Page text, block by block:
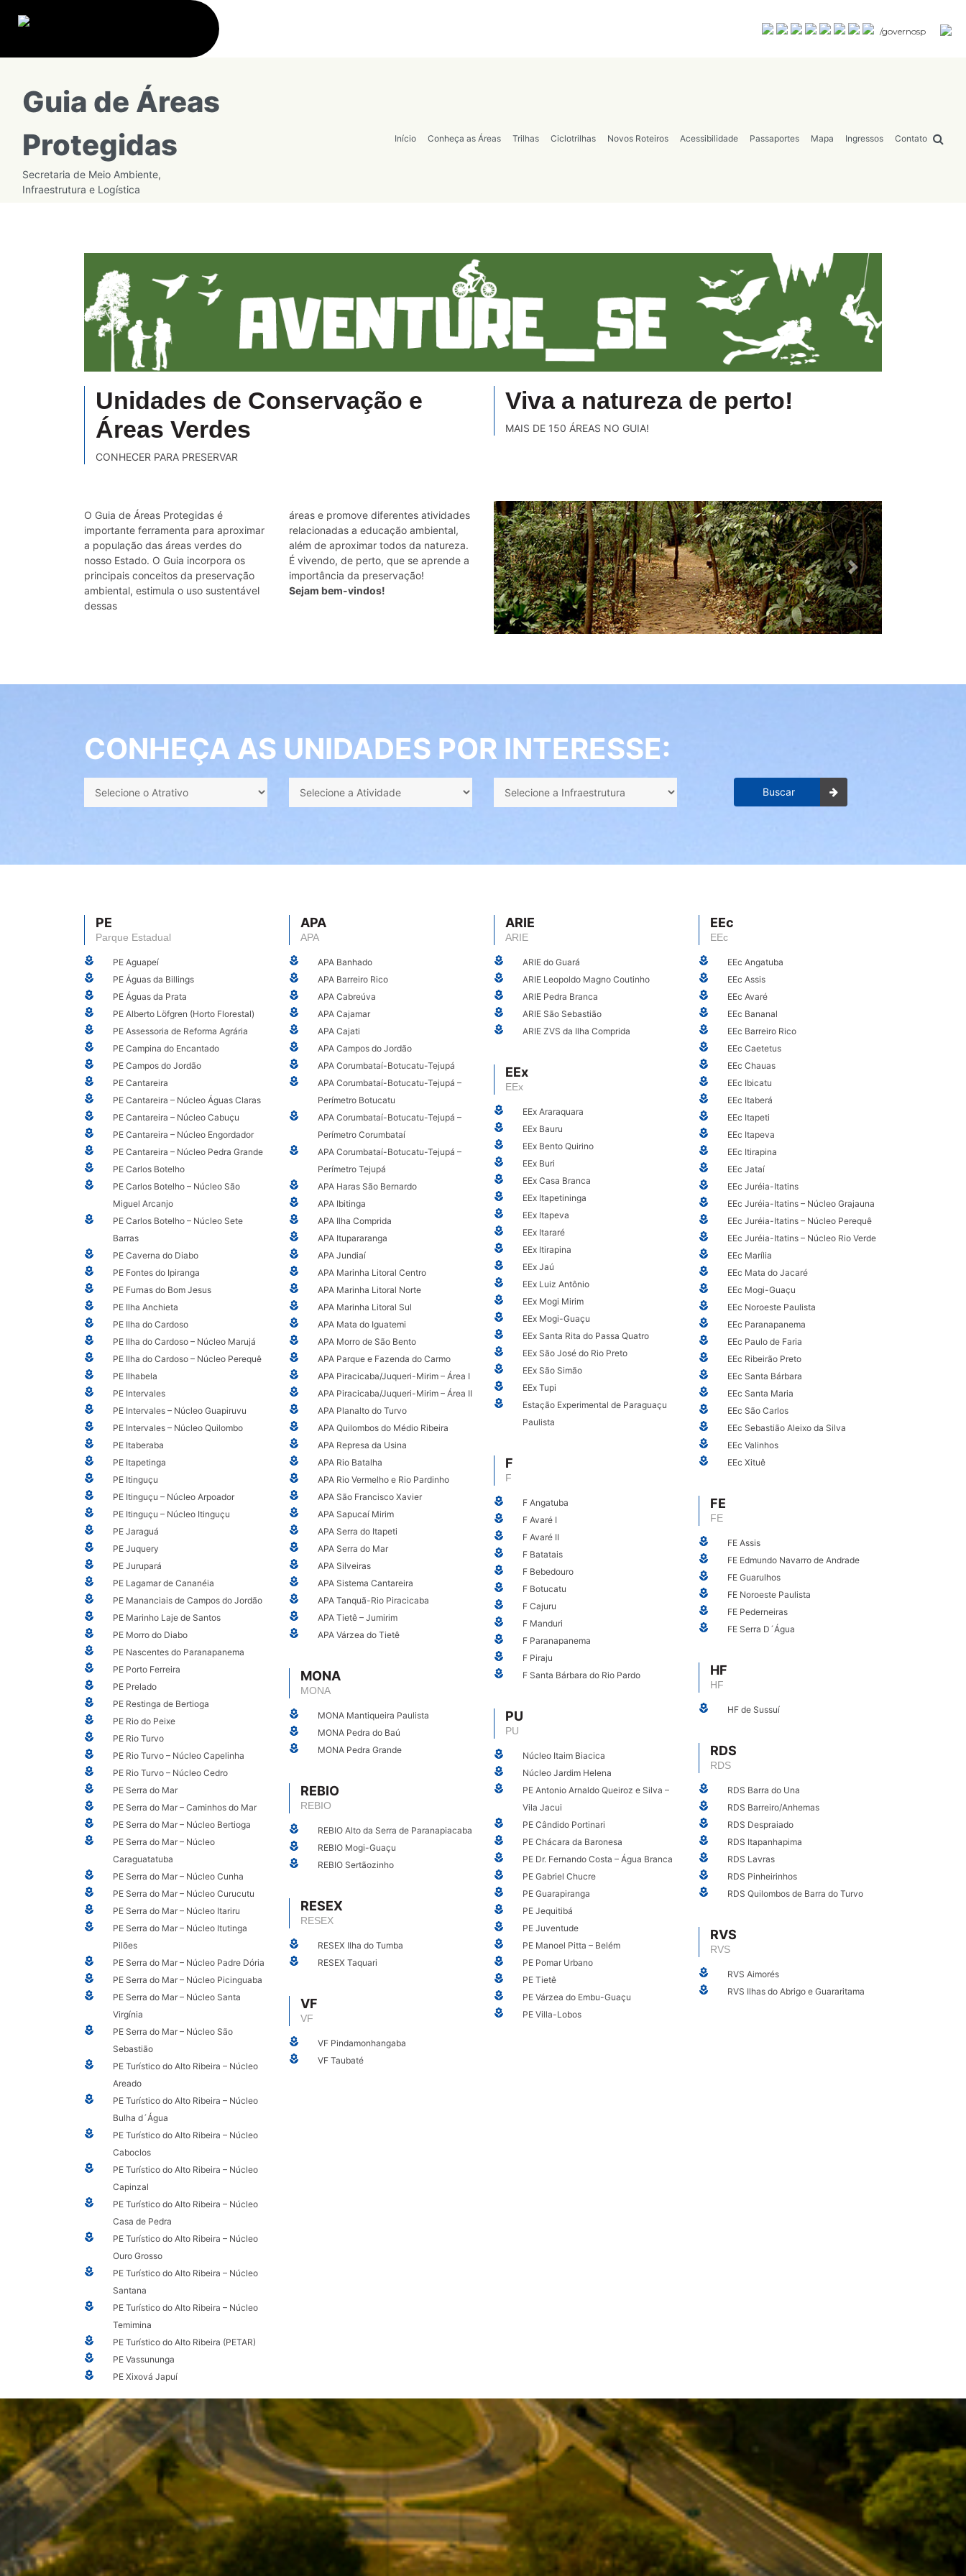
/governosp
Guia de Áreas
Protegidas
Secretaria de Meio Ambiente,
Infraestrutura e Logística
Início Conheça as Áreas Trilhas Ciclotrilhas Novos Roteiros Acessibilidade Passaportes Mapa Ingressos Contato
Unidades de Conservação e
Áreas Verdes
CONHECER PARA PRESERVAR
O Guia de Áreas Protegidas é
importante ferramenta para aproximar
a população das áreas verdes do
nosso Estado. O Guia incorpora os
principais conceitos da preservação
ambiental, estimula o uso sustentável
dessas
áreas e promove diferentes atividades
relacionadas a educação ambiental,
além de aproximar todos da natureza.
É vivendo, de perto, que se aprende a
importância da preservação!
Sejam bem-vindos!
Viva a natureza de perto!
MAIS DE 150 ÁREAS NO GUIA!
Next
CONHEÇA AS UNIDADES POR INTERESSE:
Buscar
PE
Parque Estadual
PE Aguapeí
PE Águas da Billings
PE Águas da Prata
PE Alberto Löfgren (Horto Florestal)
PE Assessoria de Reforma Agrária
PE Campina do Encantado
PE Campos do Jordão
PE Cantareira
PE Cantareira – Núcleo Águas Claras
PE Cantareira – Núcleo Cabuçu
PE Cantareira – Núcleo Engordador
PE Cantareira – Núcleo Pedra Grande
PE Carlos Botelho
PE Carlos Botelho – Núcleo São
Miguel Arcanjo
PE Carlos Botelho – Núcleo Sete
Barras
PE Caverna do Diabo
PE Fontes do Ipiranga
PE Furnas do Bom Jesus
PE Ilha Anchieta
PE Ilha do Cardoso
PE Ilha do Cardoso – Núcleo Marujá
PE Ilha do Cardoso – Núcleo Perequê
PE Ilhabela
PE Intervales
PE Intervales – Núcleo Guapiruvu
PE Intervales – Núcleo Quilombo
PE Itaberaba
PE Itapetinga
PE Itinguçu
PE Itinguçu – Núcleo Arpoador
PE Itinguçu – Núcleo Itinguçu
PE Jaraguá
PE Juquery
PE Jurupará
PE Lagamar de Cananéia
PE Mananciais de Campos do Jordão
PE Marinho Laje de Santos
PE Morro do Diabo
PE Nascentes do Paranapanema
PE Porto Ferreira
PE Prelado
PE Restinga de Bertioga
PE Rio do Peixe
PE Rio Turvo
PE Rio Turvo – Núcleo Capelinha
PE Rio Turvo – Núcleo Cedro
PE Serra do Mar
PE Serra do Mar – Caminhos do Mar
PE Serra do Mar – Núcleo Bertioga
PE Serra do Mar – Núcleo
Caraguatatuba
PE Serra do Mar – Núcleo Cunha
PE Serra do Mar – Núcleo Curucutu
PE Serra do Mar – Núcleo Itariru
PE Serra do Mar – Núcleo Itutinga
Pilões
PE Serra do Mar – Núcleo Padre Dória
PE Serra do Mar – Núcleo Picinguaba
PE Serra do Mar – Núcleo Santa
Virgínia
PE Serra do Mar – Núcleo São
Sebastião
PE Turístico do Alto Ribeira – Núcleo
Areado
PE Turístico do Alto Ribeira – Núcleo
Bulha d´Água
PE Turístico do Alto Ribeira – Núcleo
Caboclos
PE Turístico do Alto Ribeira – Núcleo
Capinzal
PE Turístico do Alto Ribeira – Núcleo
Casa de Pedra
PE Turístico do Alto Ribeira – Núcleo
Ouro Grosso
PE Turístico do Alto Ribeira – Núcleo
Santana
PE Turístico do Alto Ribeira – Núcleo
Temimina
PE Turístico do Alto Ribeira (PETAR)
PE Vassununga
PE Xixová Japuí
APA
APA
APA Banhado
APA Barreiro Rico
APA Cabreúva
APA Cajamar
APA Cajati
APA Campos do Jordão
APA Corumbataí-Botucatu-Tejupá
APA Corumbataí-Botucatu-Tejupá –
Perímetro Botucatu
APA Corumbataí-Botucatu-Tejupá –
Perímetro Corumbataí
APA Corumbataí-Botucatu-Tejupá –
Perímetro Tejupá
APA Haras São Bernardo
APA Ibitinga
APA Ilha Comprida
APA Itupararanga
APA Jundiaí
APA Marinha Litoral Centro
APA Marinha Litoral Norte
APA Marinha Litoral Sul
APA Mata do Iguatemi
APA Morro de São Bento
APA Parque e Fazenda do Carmo
APA Piracicaba/Juqueri-Mirim – Área I
APA Piracicaba/Juqueri-Mirim – Área II
APA Planalto do Turvo
APA Quilombos do Médio Ribeira
APA Represa da Usina
APA Rio Batalha
APA Rio Vermelho e Rio Pardinho
APA São Francisco Xavier
APA Sapucaí Mirim
APA Serra do Itapeti
APA Serra do Mar
APA Silveiras
APA Sistema Cantareira
APA Tanquã-Rio Piracicaba
APA Tietê – Jumirim
APA Várzea do Tietê
ARIE
ARIE
ARIE do Guará
ARIE Leopoldo Magno Coutinho
ARIE Pedra Branca
ARIE São Sebastião
ARIE ZVS da Ilha Comprida
EEc
EEc
EEc Angatuba
EEc Assis
EEc Avaré
EEc Bananal
EEc Barreiro Rico
EEc Caetetus
EEc Chauas
EEc Ibicatu
EEc Itaberá
EEc Itapeti
EEc Itapeva
EEc Itirapina
EEc Jataí
EEc Juréia-Itatins
EEc Juréia-Itatins – Núcleo Grajauna
EEc Juréia-Itatins – Núcleo Perequê
EEc Juréia-Itatins – Núcleo Rio Verde
EEc Marília
EEc Mata do Jacaré
EEc Mogi-Guaçu
EEc Noroeste Paulista
EEc Paranapanema
EEc Paulo de Faria
EEc Ribeirão Preto
EEc Santa Bárbara
EEc Santa Maria
EEc São Carlos
EEc Sebastião Aleixo da Silva
EEc Valinhos
EEc Xituê
EEx
EEx
EEx Araraquara
EEx Bauru
EEx Bento Quirino
EEx Buri
EEx Casa Branca
EEx Itapetininga
EEx Itapeva
EEx Itararé
EEx Itirapina
EEx Jaú
EEx Luiz Antônio
EEx Mogi Mirim
EEx Mogi-Guaçu
EEx Santa Rita do Passa Quatro
EEx São José do Rio Preto
EEx São Simão
EEx Tupi
Estação Experimental de Paraguaçu
Paulista
F
F
F Angatuba
F Avaré I
F Avaré II
F Batatais
F Bebedouro
F Botucatu
F Cajuru
F Manduri
F Paranapanema
F Piraju
F Santa Bárbara do Rio Pardo
FE
FE
FE Assis
FE Edmundo Navarro de Andrade
FE Guarulhos
FE Noroeste Paulista
FE Pederneiras
FE Serra D´Água
HF
HF
HF de Sussuí
MONA
MONA
MONA Mantiqueira Paulista
MONA Pedra do Baú
MONA Pedra Grande
PU
PU
Núcleo Itaim Biacica
Núcleo Jardim Helena
PE Antonio Arnaldo Queiroz e Silva –
Vila Jacui
PE Cândido Portinari
PE Chácara da Baronesa
PE Dr. Fernando Costa – Água Branca
PE Gabriel Chucre
PE Guarapiranga
PE Jequitibá
PE Juventude
PE Manoel Pitta – Belém
PE Pomar Urbano
PE Tietê
PE Várzea do Embu-Guaçu
PE Villa-Lobos
RDS
RDS
RDS Barra do Una
RDS Barreiro/Anhemas
RDS Despraiado
RDS Itapanhapima
RDS Lavras
RDS Pinheirinhos
RDS Quilombos de Barra do Turvo
REBIO
REBIO
REBIO Alto da Serra de Paranapiacaba
REBIO Mogi-Guaçu
REBIO Sertãozinho
RESEX
RESEX
RESEX Ilha do Tumba
RESEX Taquari
RVS
RVS
RVS Aimorés
RVS Ilhas do Abrigo e Guararitama
VF
VF
VF Pindamonhangaba
VF Taubaté